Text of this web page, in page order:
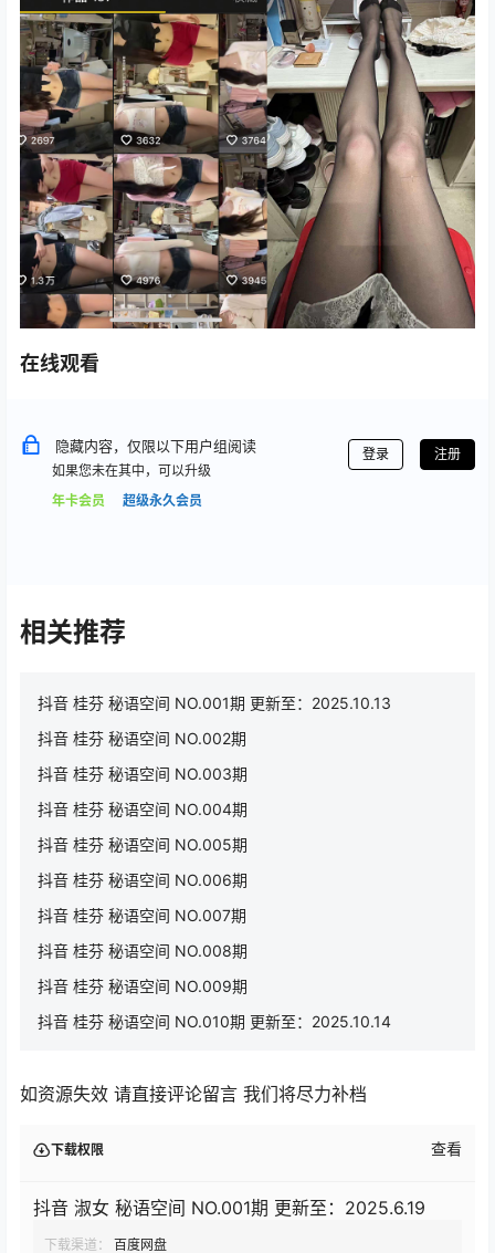
在线观看
隐藏内容，仅限以下用户组阅读
如果您未在其中，可以升级
年卡会员
超级永久会员
登录 注册
相关推荐
抖音 桂芬 秘语空间 NO.001期 更新至：2025.10.13
抖音 桂芬 秘语空间 NO.002期
抖音 桂芬 秘语空间 NO.003期
抖音 桂芬 秘语空间 NO.004期
抖音 桂芬 秘语空间 NO.005期
抖音 桂芬 秘语空间 NO.006期
抖音 桂芬 秘语空间 NO.007期
抖音 桂芬 秘语空间 NO.008期
抖音 桂芬 秘语空间 NO.009期
抖音 桂芬 秘语空间 NO.010期 更新至：2025.10.14
如资源失效 请直接评论留言 我们将尽力补档
下载权限 查看
抖音 淑女 秘语空间 NO.001期 更新至：2025.6.19
下载渠道： 百度网盘